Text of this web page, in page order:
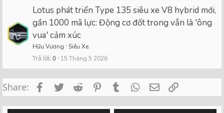
Lotus phát triển Type 135 siêu xe V8 hybrid mới,
gần 1000 mã lực: Động cơ đốt trong vẫn là 'ông
vua' cảm xúc
Hữu Vương Siêu Xe
Trả lời 0 15 Tháng 5 2026
Share: FacebookTwitterReddit PinterestTumblrWhatsApp
Email